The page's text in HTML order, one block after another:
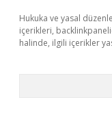
Hukuka ve yasal
içerikleri,
halinde, ilgili içerikler